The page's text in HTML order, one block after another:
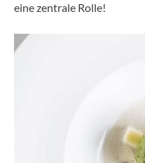
eine zentrale Rolle!